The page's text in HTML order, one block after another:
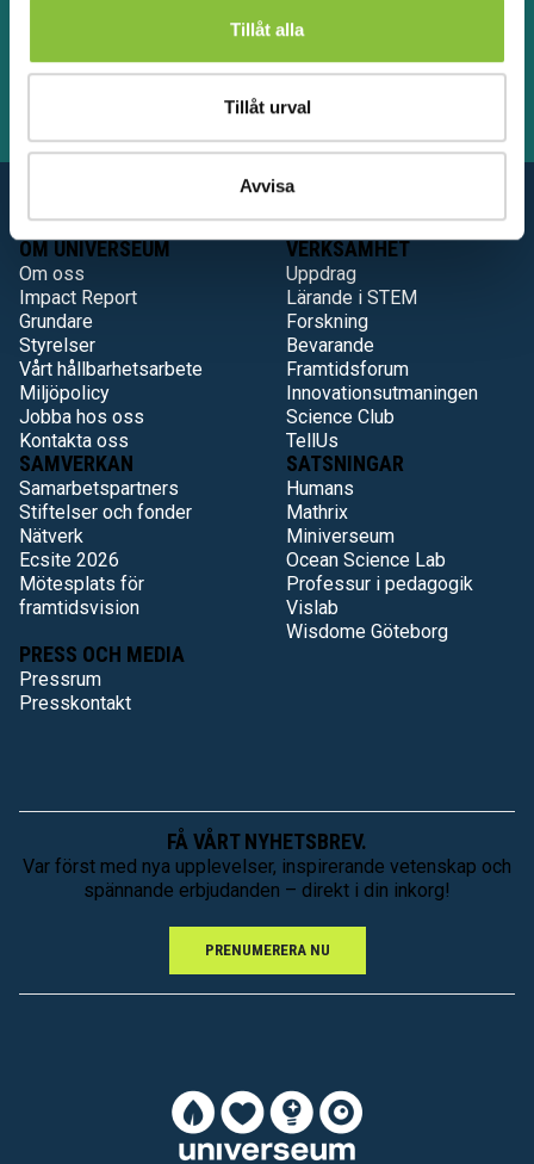
Tillåt alla
Tillåt urval
Avvisa
Framtidsforum inte bara ett sätt att ge tillbaka – det är
också en investering i den arbetskraft de om några år
OM UNIVERSEUM
Om oss
Impact Report
Grundare
Styrelser
Vårt hållbarhetsarbete
Miljöpolicy
Jobba hos oss
Kontakta oss
VERKSAMHET
Uppdrag
Lärande i STEM
Forskning
Bevarande
Framtidsforum
Innovationsutmaningen
Science Club
TellUs
SAMVERKAN
Samarbetspartners
Stiftelser och fonder
Nätverk
Ecsite 2026
Mötesplats för
framtidsvision
SATSNINGAR
Humans
Mathrix
Miniverseum
Ocean Science Lab
Professur i pedagogik
Vislab
Wisdome Göteborg
PRESS OCH MEDIA
Pressrum
Presskontakt
FÅ VÅRT NYHETSBREV.
Var först med nya upplevelser, inspirerande vetenskap och
spännande erbjudanden – direkt i din inkorg!
PRENUMERERA NU